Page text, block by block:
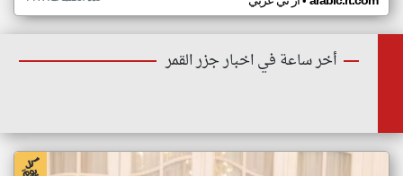
أخر ساعة في اخبار جزر القمر